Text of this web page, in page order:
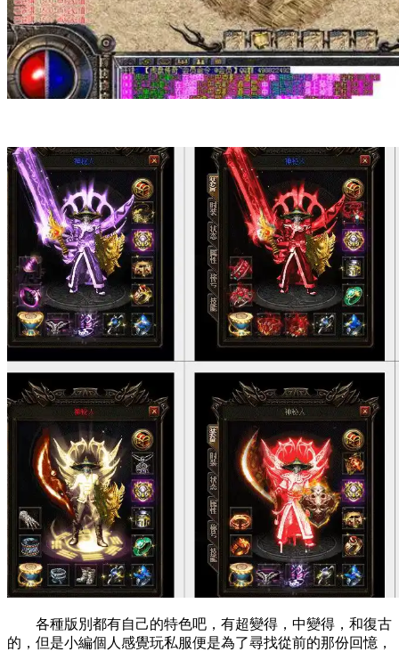
各種版別都有自己的特色吧，有超變得，中變得，和復古
的，但是小編個人感覺玩私服便是為了尋找從前的那份回憶，